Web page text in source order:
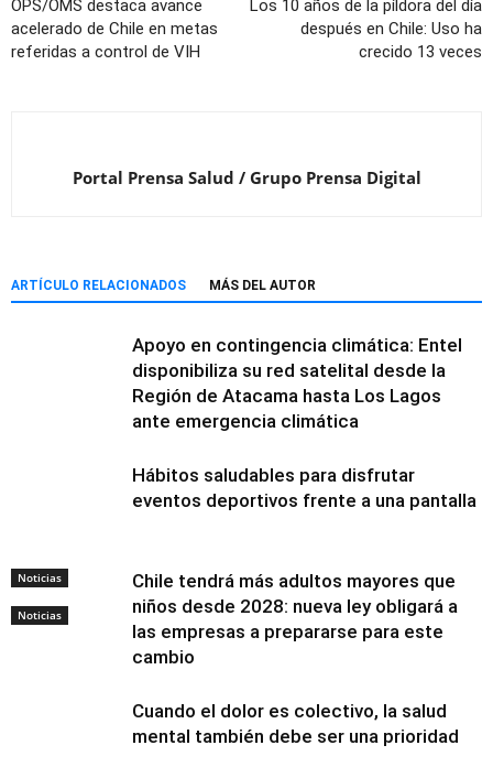
OPS/OMS destaca avance
acelerado de Chile en metas
referidas a control de VIH
Los 10 años de la píldora del día
después en Chile: Uso ha
crecido 13 veces
Portal Prensa Salud / Grupo Prensa Digital
ARTÍCULO RELACIONADOS MÁS DEL AUTOR
Noticias
Apoyo en contingencia climática: Entel
disponibiliza su red satelital desde la
Región de Atacama hasta Los Lagos
ante emergencia climática
Noticias
Hábitos saludables para disfrutar
eventos deportivos frente a una pantalla
Chile tendrá más adultos mayores que
niños desde 2028: nueva ley obligará a
las empresas a prepararse para este
cambio
Cuando el dolor es colectivo, la salud
mental también debe ser una prioridad